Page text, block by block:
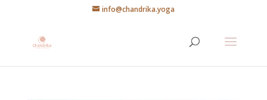
info@chandrika.yoga